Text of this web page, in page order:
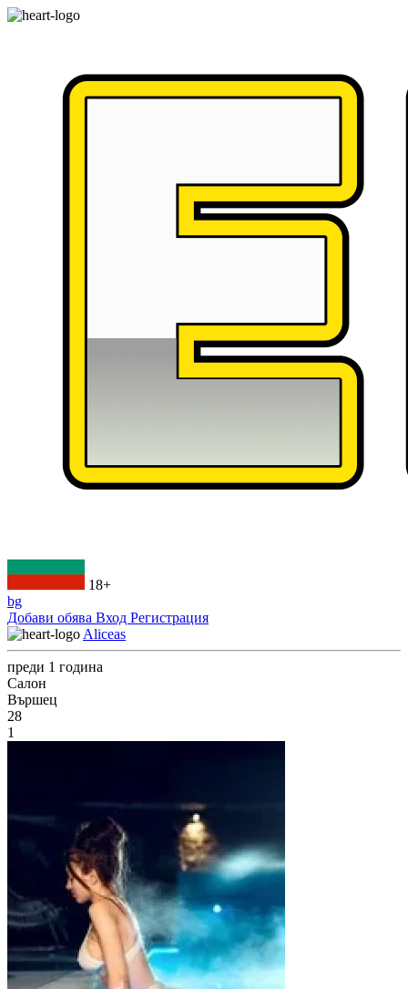
18+
bg
Добави обява Вход Регистрация
Aliceas
преди 1 година
Салон
Вършец
28
1